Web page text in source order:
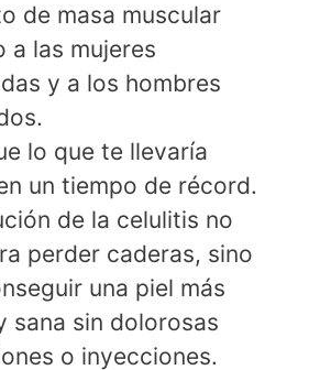
de masa muscular
a las mujeres
y a los hombres
lo que te llevaría
un tiempo de récord.
de la celulitis no
perder caderas, sino
una piel más
sana sin dolorosas
o inyecciones.